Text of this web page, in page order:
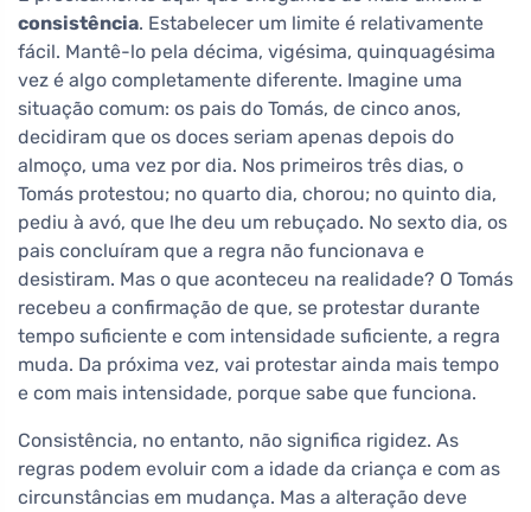
consistência. Estabelecer um limite é relativamente
fácil. Mantê-lo pela décima, vigésima, quinquagésima
vez é algo completamente diferente. Imagine uma
situação comum: os pais do Tomás, de cinco anos,
decidiram que os doces seriam apenas depois do
almoço, uma vez por dia. Nos primeiros três dias, o
Tomás protestou; no quarto dia, chorou; no quinto dia,
pediu à avó, que lhe deu um rebuçado. No sexto dia, os
pais concluíram que a regra não funcionava e
desistiram. Mas o que aconteceu na realidade? O Tomás
recebeu a confirmação de que, se protestar durante
tempo suficiente e com intensidade suficiente, a regra
muda. Da próxima vez, vai protestar ainda mais tempo
e com mais intensidade, porque sabe que funciona.
Consistência, no entanto, não significa rigidez. As
regras podem evoluir com a idade da criança e com as
circunstâncias em mudança. Mas a alteração deve